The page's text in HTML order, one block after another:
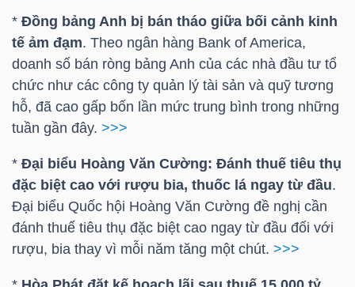
* Đồng bảng Anh bị bán tháo giữa bối cảnh kinh
tế ảm đạm. Theo ngân hàng Bank of America,
doanh số bán ròng bảng Anh của các nhà đầu tư tổ
chức như các công ty quản lý tài sản và quỹ tương
hỗ, đã cao gấp bốn lần mức trung bình trong những
tuần gần đây. >>>
* Đại biểu Hoàng Văn Cường: Đánh thuế tiêu thụ
đặc biệt cao với rượu bia, thuốc lá ngay từ đầu.
Đại biểu Quốc hội Hoàng Văn Cường đề nghị cần
đánh thuế tiêu thụ đặc biệt cao ngay từ đầu đối với
rượu, bia thay vì mỗi năm tăng một chút. >>>
NGHIỆP
CỔ
PHIẾU
PHÁI
SINH
TRÁI